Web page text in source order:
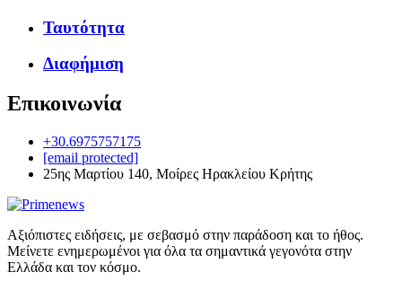
Ταυτότητα
Διαφήμιση
Επικοινωνία
+30.6975757175
[email protected]
25ης Μαρτίου 140, Μοίρες Ηρακλείου Κρήτης
Αξιόπιστες ειδήσεις, με σεβασμό στην παράδοση και το ήθος.
Μείνετε ενημερωμένοι για όλα τα σημαντικά γεγονότα στην
Ελλάδα και τον κόσμο.